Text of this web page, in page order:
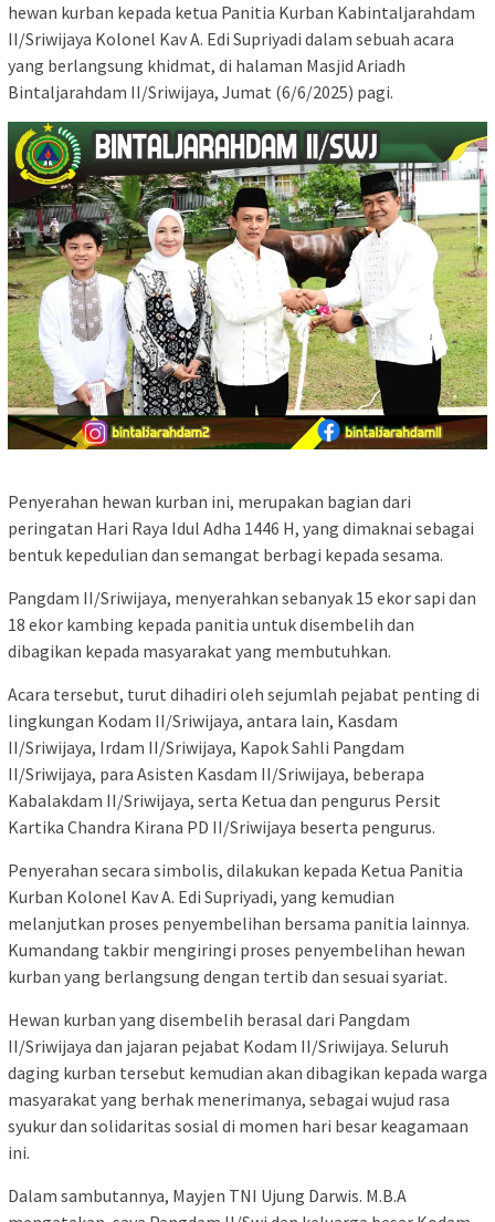
hewan kurban kepada ketua Panitia Kurban Kabintaljarahdam
II/Sriwijaya Kolonel Kav A. Edi Supriyadi dalam sebuah acara
yang berlangsung khidmat, di halaman Masjid Ariadh
Bintaljarahdam II/Sriwijaya, Jumat (6/6/2025) pagi.
Penyerahan hewan kurban ini, merupakan bagian dari
peringatan Hari Raya Idul Adha 1446 H, yang dimaknai sebagai
bentuk kepedulian dan semangat berbagi kepada sesama.
Pangdam II/Sriwijaya, menyerahkan sebanyak 15 ekor sapi dan
18 ekor kambing kepada panitia untuk disembelih dan
dibagikan kepada masyarakat yang membutuhkan.
Acara tersebut, turut dihadiri oleh sejumlah pejabat penting di
lingkungan Kodam II/Sriwijaya, antara lain, Kasdam
II/Sriwijaya, Irdam II/Sriwijaya, Kapok Sahli Pangdam
II/Sriwijaya, para Asisten Kasdam II/Sriwijaya, beberapa
Kabalakdam II/Sriwijaya, serta Ketua dan pengurus Persit
Kartika Chandra Kirana PD II/Sriwijaya beserta pengurus.
Penyerahan secara simbolis, dilakukan kepada Ketua Panitia
Kurban Kolonel Kav A. Edi Supriyadi, yang kemudian
melanjutkan proses penyembelihan bersama panitia lainnya.
Kumandang takbir mengiringi proses penyembelihan hewan
kurban yang berlangsung dengan tertib dan sesuai syariat.
Hewan kurban yang disembelih berasal dari Pangdam
II/Sriwijaya dan jajaran pejabat Kodam II/Sriwijaya. Seluruh
daging kurban tersebut kemudian akan dibagikan kepada warga
masyarakat yang berhak menerimanya, sebagai wujud rasa
syukur dan solidaritas sosial di momen hari besar keagamaan
ini.
Dalam sambutannya, Mayjen TNI Ujung Darwis. M.B.A